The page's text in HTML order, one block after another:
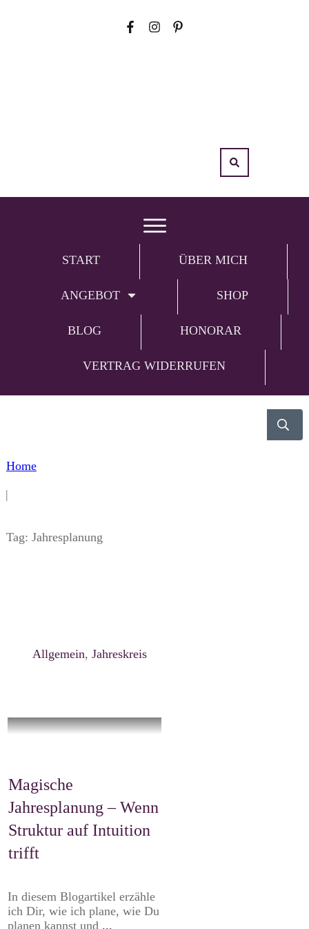
START ÜBER MICH
ANGEBOT SHOP
BLOG HONORAR
VERTRAG WIDERRUFEN
Home
|
Tag: Jahresplanung
Allgemein,Jahreskreis
Magische
Jahresplanung – Wenn
Struktur auf Intuition
trifft
In diesem Blogartikel erzähle
ich Dir, wie ich plane, wie Du
planen kannst und ...